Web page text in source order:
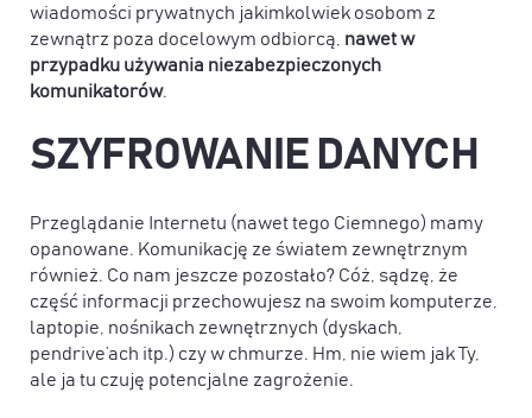
wiadomości prywatnych jakimkolwiek osobom z
zewnątrz poza docelowym odbiorcą, nawet w
przypadku używania niezabezpieczonych
komunikatorów.
SZYFROWANIE DANYCH
Przeglądanie Internetu (nawet tego Ciemnego) mamy
opanowane. Komunikację ze światem zewnętrznym
również. Co nam jeszcze pozostało? Cóż, sądzę, że
część informacji przechowujesz na swoim komputerze,
laptopie, nośnikach zewnętrznych (dyskach,
pendrive’ach itp.) czy w chmurze. Hm, nie wiem jak Ty,
ale ja tu czuję potencjalne zagrożenie.